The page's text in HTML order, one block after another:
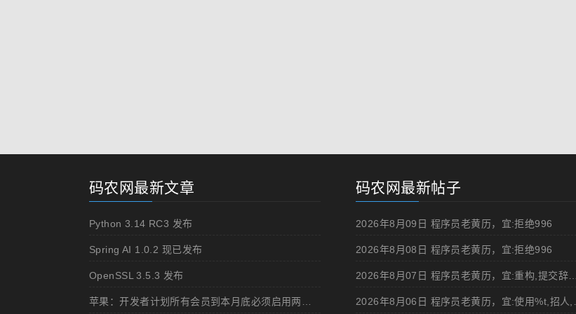
码农网最新文章
Python 3.14 RC3 发布
Spring AI 1.0.2 现已发布
OpenSSL 3.5.3 发布
码农网最新帖子
2026年8月09日 程序员老黄历，宜:拒绝996
2026年8月08日 程序员老黄历，宜:拒绝996
2026年8月07日 程序员老黄历，宜:重构,提交辞职申请,申请加薪